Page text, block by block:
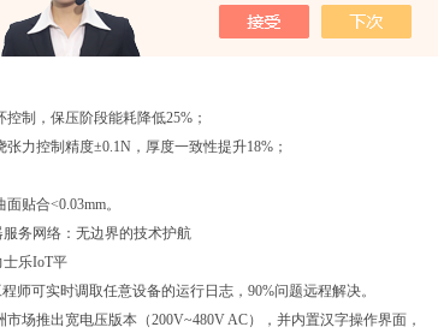
，如光伏行业专用“太阳追踪算法包"、机床行业的“反向间
制，保压阶段能耗降低25%；
力控制精度±0.1N，厚度一致性提升18%；
贴合<0.03mm。
务网络：无边界的技术护航
士乐IoT平
程师可实时调取任意设备的运行日志，90%问题远程解决。
场推出宽电压版本（200V~480V AC），并内置汉字操作界面，